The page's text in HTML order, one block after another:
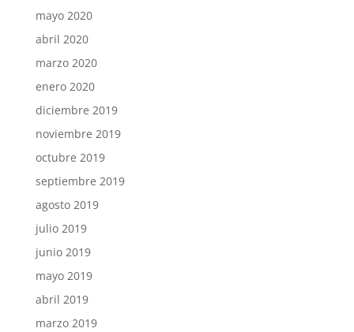
mayo 2020
abril 2020
marzo 2020
enero 2020
diciembre 2019
noviembre 2019
octubre 2019
septiembre 2019
agosto 2019
julio 2019
junio 2019
mayo 2019
abril 2019
marzo 2019